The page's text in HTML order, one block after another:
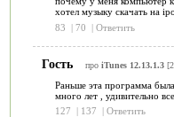
хотел музыку скачать на
83
| 70 | Ответить
Гость про iTunes 12.13.1.3
Раньше эта программа
много лет , удивительно
127
| 137 | Ответить